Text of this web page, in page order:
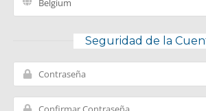
Seguridad de la